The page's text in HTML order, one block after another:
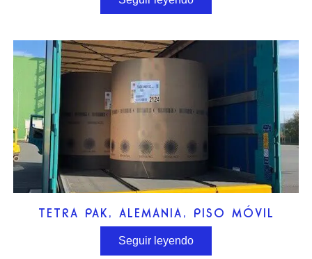
TETRA PAK, ALEMANIA, PISO MÓVIL
Seguir leyendo